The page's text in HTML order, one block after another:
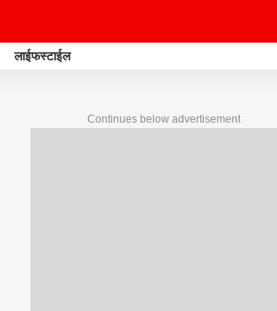
लाईफस्टाईल
Continues below advertisement